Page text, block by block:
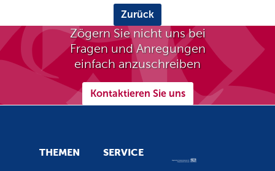
Zurück
Zögern Sie nicht uns bei
Fragen und Anregungen
einfach anzuschreiben
Kontaktieren Sie uns
THEMEN SERVICE